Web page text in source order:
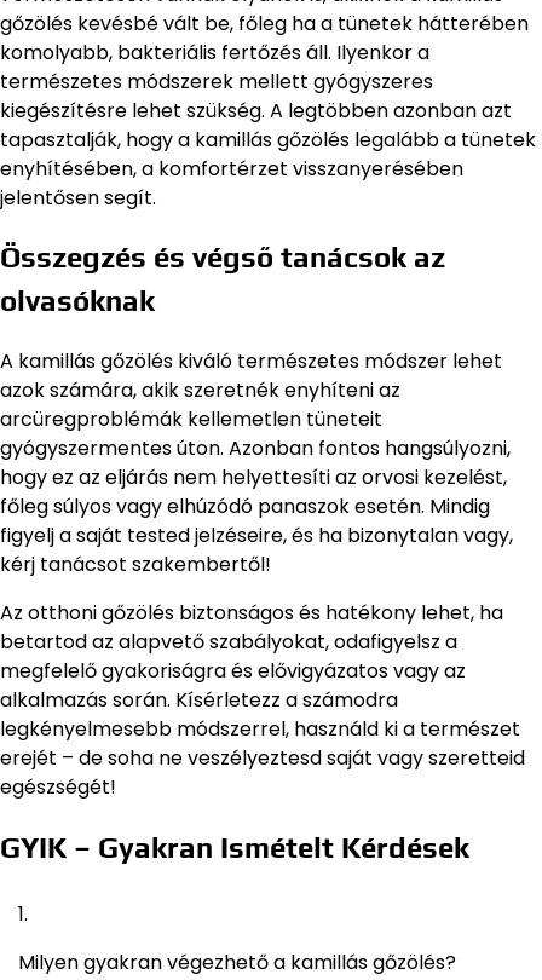
gőzölés kevésbé vált be, főleg ha a tünetek hátterében
komolyabb, bakteriális fertőzés áll. Ilyenkor a
természetes módszerek mellett gyógyszeres
kiegészítésre lehet szükség. A legtöbben azonban azt
tapasztalják, hogy a kamillás gőzölés legalább a tünetek
enyhítésében, a komfortérzet visszanyerésében
jelentősen segít.
Összegzés és végső tanácsok az
olvasóknak
A kamillás gőzölés kiváló természetes módszer lehet
azok számára, akik szeretnék enyhíteni az
arcüregproblémák kellemetlen tüneteit
gyógyszermentes úton. Azonban fontos hangsúlyozni,
hogy ez az eljárás nem helyettesíti az orvosi kezelést,
főleg súlyos vagy elhúzódó panaszok esetén. Mindig
figyelj a saját tested jelzéseire, és ha bizonytalan vagy,
kérj tanácsot szakembertől!
Az otthoni gőzölés biztonságos és hatékony lehet, ha
betartod az alapvető szabályokat, odafigyelsz a
megfelelő gyakoriságra és elővigyázatos vagy az
alkalmazás során. Kísérletezz a számodra
legkényelmesebb módszerrel, használd ki a természet
erejét – de soha ne veszélyeztesd saját vagy szeretteid
egészségét!
GYIK – Gyakran Ismételt Kérdések
Milyen gyakran végezhető a kamillás gőzölés?